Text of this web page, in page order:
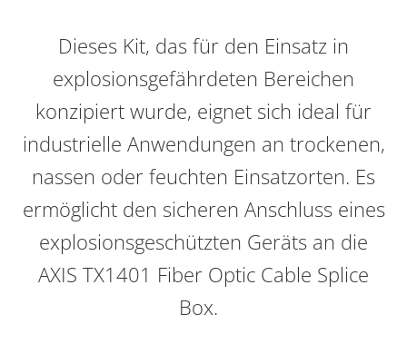
Dieses Kit, das für den Einsatz in
explosionsgefährdeten Bereichen
konzipiert wurde, eignet sich ideal für
industrielle Anwendungen an trockenen,
nassen oder feuchten Einsatzorten. Es
ermöglicht den sicheren Anschluss eines
explosionsgeschützten Geräts an die
AXIS TX1401 Fiber Optic Cable Splice
Box.